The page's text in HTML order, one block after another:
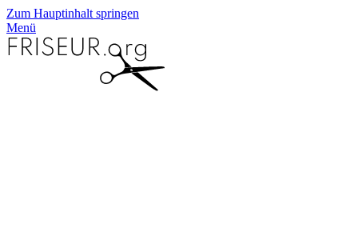
Zum Hauptinhalt springen
Menü